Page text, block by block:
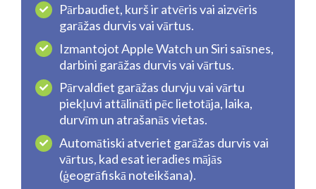
Pārbaudiet, kurš ir atvēris vai aizvēris
garāžas durvis vai vārtus.
Izmantojot Apple Watch un Siri saīsnes,
darbini garāžas durvis vai vārtus.
Pārvaldiet garāžas durvju vai vārtu
piekļuvi attālināti pēc lietotāja, laika,
durvīm un atrašanās vietas.
Automātiski atveriet garāžas durvis vai
vārtus, kad esat ieradies mājās
(ģeogrāfiskā noteikšana).